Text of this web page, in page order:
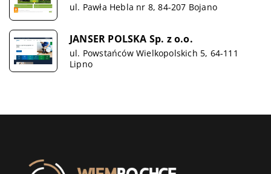
ul. Pawła Hebla nr 8, 84-207 Bojano
JANSER POLSKA Sp. z o.o.
ul. Powstańców Wielkopolskich 5, 64-111
Lipno